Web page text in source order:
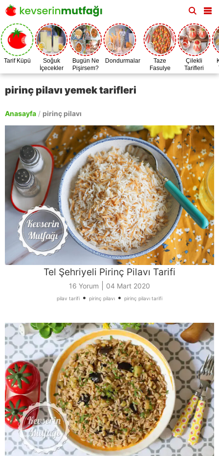
Tarif Küpü
Soğuk
İçecekler
Bugün Ne
Pişirsem?
Dondurmalar
Taze
Fasulye
Zamanı
Çilekli
Tarifleri
pirinç pilavı yemek tarifleri
Anasayfa / pirinç pilavı
Tel Şehriyeli Pirinç Pilavı Tarifi
16 Yorum 04 Mart 2020
pilav tarifi • pirinç pilavı • pirinç pilavı tarifi